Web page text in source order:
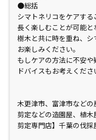
●総括
シマトネリコをケアす
長く楽しむことが可能と
樹木と共に時を重ね、
お楽しみください。
もしケアの方法に不安
ドバイスもお考えくださ
木更津市、富津市などの
剪定などの造園屋、植
剪定専門店】千葉の伐採